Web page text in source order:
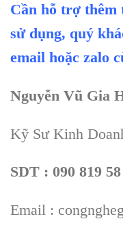
Cần hỗ trợ thêm
sử dụng, quý
email hoặc zalo
Nguyễn Vũ Gia
Kỹ Sư Kinh
SDT : 090 819
Email :